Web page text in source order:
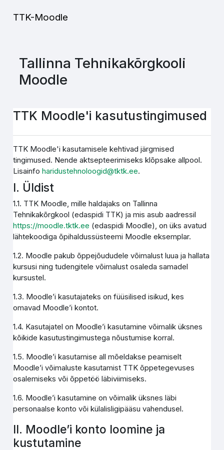
TTK-Moodle
Tallinna Tehnikakõrgkooli
Moodle
TTK Moodle'i kasutustingimused
TTK Moodle'i kasutamisele kehtivad järgmised
tingimused. Nende aktsepteerimiseks klõpsake allpool.
Lisainfoharidustehnoloogid@tktk.ee.
I. Üldist
1.1. TTK Moodle, mille haldajaks on Tallinna
Tehnikakõrgkool (edaspidi TTK) ja mis asub aadressil
https://moodle.tktk.ee (edaspidi Moodle), on üks avatud
lähtekoodiga õpihaldussüsteemi Moodle eksemplar.
1.2. Moodle pakub õppejõududele võimalust luua ja hallata
kursusi ning tudengitele võimalust osaleda samadel
kursustel.
1.3. Moodle’i kasutajateks on füüsilised isikud, kes
omavad Moodle’i kontot.
1.4. Kasutajatel on Moodle’i kasutamine võimalik üksnes
kõikide kasutustingimustega nõustumise korral.
1.5. Moodle’i kasutamise all mõeldakse peamiselt
Moodle’i võimaluste kasutamist TTK õppetegevuses
osalemiseks või õppetöö läbiviimiseks.
1.6. Moodle’i kasutamine on võimalik üksnes läbi
personaalse konto või külalisligipääsu vahendusel.
II. Moodle’i konto loomine ja
kustutamine